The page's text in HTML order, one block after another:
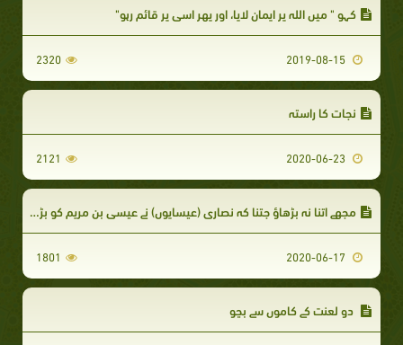
کہو " میں اللہ پر ایمان لایا، اور پھر اسی پر قائم رہو"
2320
نجات کا راستہ
2121
مجھے اتنا نہ بڑھاؤ جتنا کہ نصاری (عیسایوں) نے عیسی بن مریم کو بڑھایا دیا
1801
دو لعنت کے کاموں سے بچو